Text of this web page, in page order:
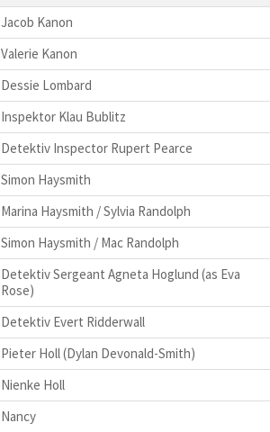
Jacob Kanon
Valerie Kanon
Dessie Lombard
Inspektor Klau Bublitz
Detektiv Inspector Rupert Pearce
Simon Haysmith
Marina Haysmith / Sylvia Randolph
Simon Haysmith / Mac Randolph
Detektiv Sergeant Agneta Hoglund (as Eva
Rose)
Detektiv Evert Ridderwall
Pieter Holl (Dylan Devonald-Smith)
Nienke Holl
Nancy